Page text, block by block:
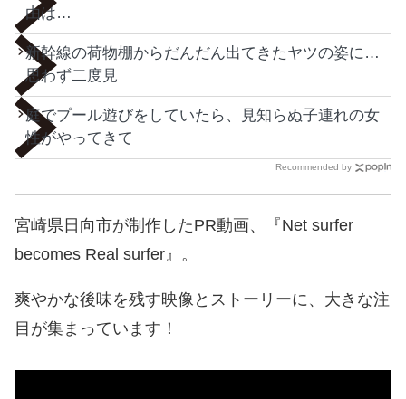
由は…
新幹線の荷物棚からだんだん出てきたヤツの姿に…
思わず二度見
庭でプール遊びをしていたら、見知らぬ子連れの女
性がやってきて
Recommended by
宮崎県日向市が制作したPR動画、『Net surfer
becomes Real surfer』。
爽やかな後味を残す映像とストーリーに、大きな注
目が集まっています！